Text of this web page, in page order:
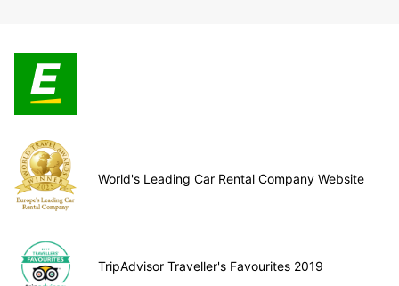
World's Leading Car Rental Company Website
TripAdvisor Traveller's Favourites 2019